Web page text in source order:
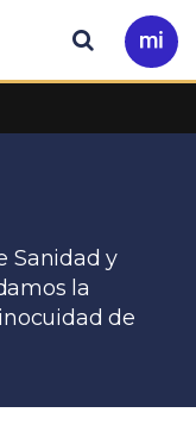
Ir
a
Buscar
Sanidad y
la
de